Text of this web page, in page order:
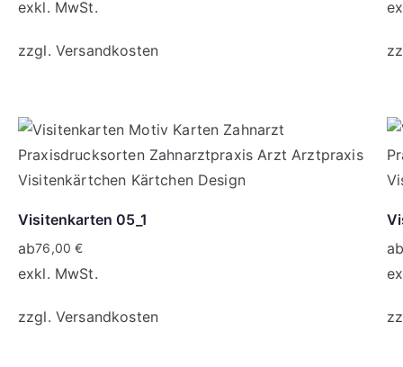
exkl. MwSt.
zzgl. Versandkosten
Visitenkarten 05_1
ab76,00€
exkl. MwSt.
zzgl. Versandkosten